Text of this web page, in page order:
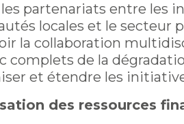
partenariats entre les
locales et le secteur
la collaboration
complets de la
et étendre les
des ressources